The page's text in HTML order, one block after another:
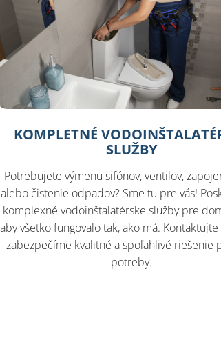
KOMPLETNÉ
SLUŽBY
Potrebujete výmenu sifónov, ventilov,
alebo čistenie odpadov? Sme tu pre vás!
komplexné vodoinštalatérske služby pre
aby všetko fungovalo tak, ako má. Kontaktujte
zabezpečíme kvalitné a spoľahlivé riešenie
potreby.